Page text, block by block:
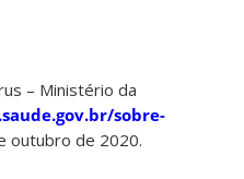
– Ministério da
sobre-
outubro de 2020.